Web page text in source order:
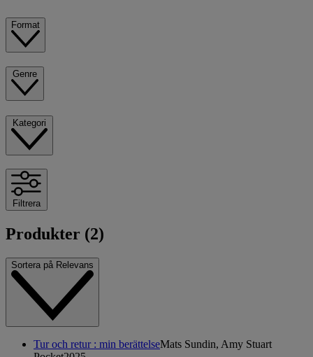
Format
Filtrera
Produkter (2)
Sortera på Relevans
Tur och retur : min berättelseMats Sundin, Amy Stuart